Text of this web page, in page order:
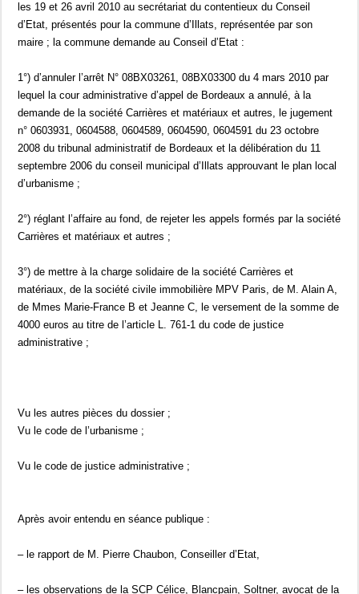
les 19 et 26 avril 2010 au secrétariat du contentieux du Conseil
d’Etat, présentés pour la commune d’Illats, représentée par son
maire ; la commune demande au Conseil d’Etat :
1°) d’annuler l’arrêt N° 08BX03261, 08BX03300 du 4 mars 2010 par
lequel la cour administrative d’appel de Bordeaux a annulé, à la
demande de la société Carrières et matériaux et autres, le jugement
n° 0603931, 0604588, 0604589, 0604590, 0604591 du 23 octobre
2008 du tribunal administratif de Bordeaux et la délibération du 11
septembre 2006 du conseil municipal d’Illats approuvant le plan local
d’urbanisme ;
2°) réglant l’affaire au fond, de rejeter les appels formés par la société
Carrières et matériaux et autres ;
3°) de mettre à la charge solidaire de la société Carrières et
matériaux, de la société civile immobilière MPV Paris, de M. Alain A,
de Mmes Marie-France B et Jeanne C, le versement de la somme de
4000 euros au titre de l’article L. 761-1 du code de justice
administrative ;
Vu les autres pièces du dossier ;
Vu le code de l’urbanisme ;
Vu le code de justice administrative ;
Après avoir entendu en séance publique :
– le rapport de M. Pierre Chaubon, Conseiller d’Etat,
– les observations de la SCP Célice, Blancpain, Soltner, avocat de la